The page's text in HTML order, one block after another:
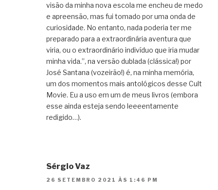
visão da minha nova escola me encheu de medo
e apreensão, mas fui tomado por uma onda de
curiosidade. No entanto, nada poderia ter me
preparado para a extraordinária aventura que
viria, ou o extraordinário indivíduo que iria mudar
minha vida.”, na versão dublada (clássica!) por
José Santana (vozeirão!) é, na minha memória,
um dos momentos mais antológicos desse Cult
Movie. Eu a uso em um de meus livros (embora
esse ainda esteja sendo leeeentamente
redigido…).
Sérgio Vaz
26 SETEMBRO 2021 ÀS 1:46 PM